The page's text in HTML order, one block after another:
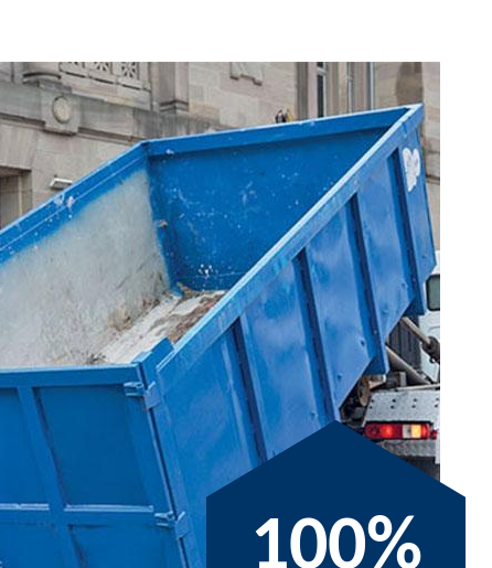
100%
votre benne entre
nous comprenons l'importance de disposer de la benne parfaite pour vos
déchets à L Alpe De Mont De Lans. Située à 38860, notre entreprise
variée de bennes de 3 à 30 m3 pour s'adapter à tous vos projets, qu'ils
grande envergure. Que vous soyez en plein chantier de construction ou
désencombrer votre maison, nous avons la solution qu'il vous faut. Nos
en différentes tailles, vous offrant la flexibilité nécessaire pour gérer
efficace et respectueuse de l'environnement. Nous nous engageons à
de qualité à 38860, avec une livraison rapide et un ramassage à votre
RG Location Benne, c'est opter pour un service personnalisé et une gestion
vous laissant l'esprit tranquille pour vous concentrer sur l'essentiel.
contacter pour découvrir comment nous pouvons vous aider à L Alpe De